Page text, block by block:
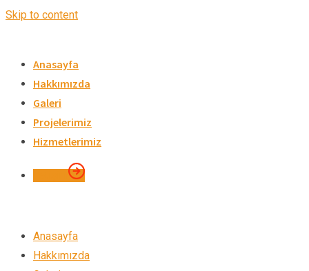
Skip to content
Anasayfa
Hakkımızda
Galeri
Projelerimiz
Hizmetlerimiz
Anasayfa
Hakkımızda